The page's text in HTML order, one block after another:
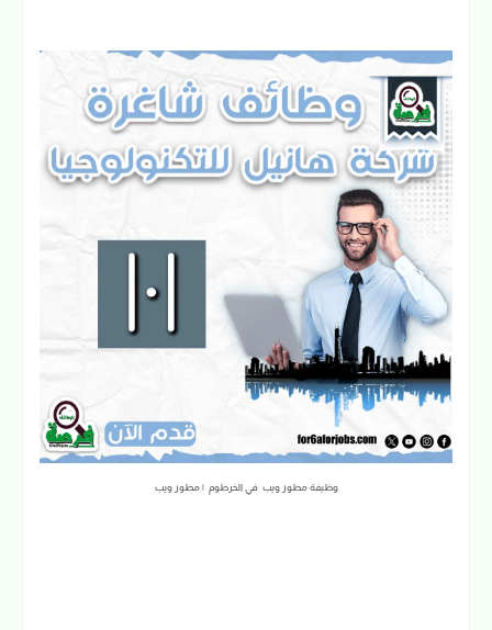
وظيفة مطور ويب في الخرطوم | مطور ويب